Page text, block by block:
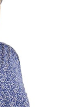
eher
viele
für diese
Mission